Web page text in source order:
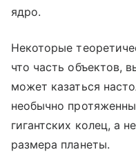
ядро.
Некоторые
что часть объектов,
может казаться
необычно
гигантских колец, а
размера планеты.